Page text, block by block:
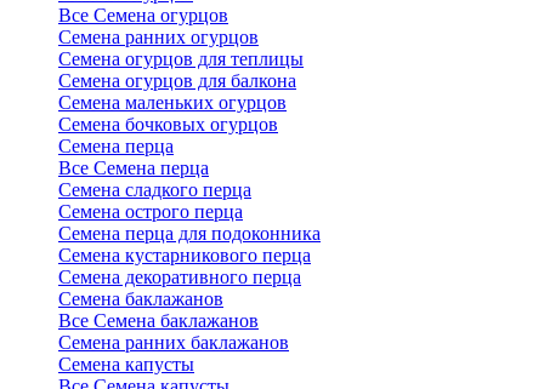
Все Семена огурцов
Семена ранних огурцов
Семена огурцов для теплицы
Семена огурцов для балкона
Семена маленьких огурцов
Семена бочковых огурцов
Семена перца
Все Семена перца
Семена сладкого перца
Семена острого перца
Семена перца для подоконника
Семена кустарникового перца
Семена декоративного перца
Семена баклажанов
Все Семена баклажанов
Семена ранних баклажанов
Семена капусты